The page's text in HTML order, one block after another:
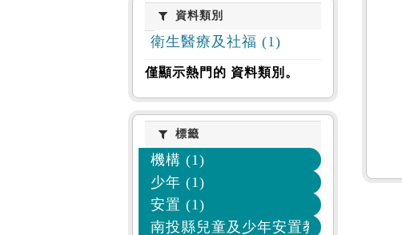
資料類別
資料類別
衛生醫療及社福 (1)
僅顯示熱門的 資料類別。
標籤標籤
機構 (1)
少年 (1)
安置 (1)
南投縣兒童及少年安置教養機構 (1)